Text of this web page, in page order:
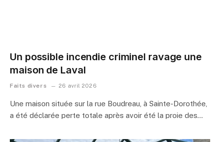
Un possible incendie criminel ravage une
maison de Laval
Faits divers 26 avril 2026
Une maison située sur la rue Boudreau, à Sainte-Dorothée,
a été déclarée perte totale après avoir été la proie des…